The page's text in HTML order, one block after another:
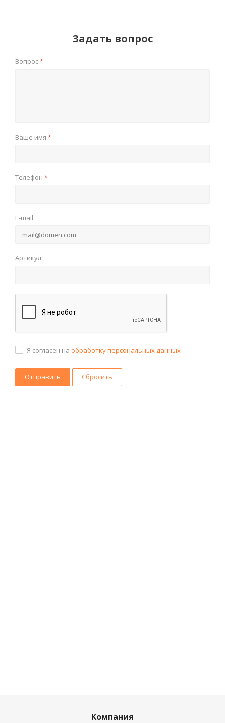
Задать вопрос
Вопрос*
Ваше имя *
Телефон *
E-mail
Артикул
Я согласен на обработку персональных данных
Сбросить
Компания